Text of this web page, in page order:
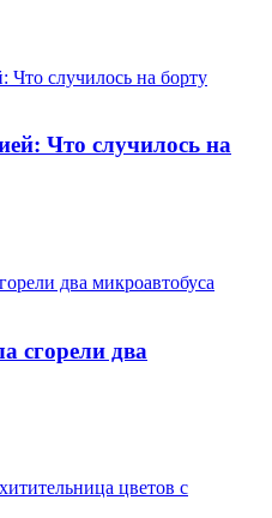
Что случилось на
сгорели два